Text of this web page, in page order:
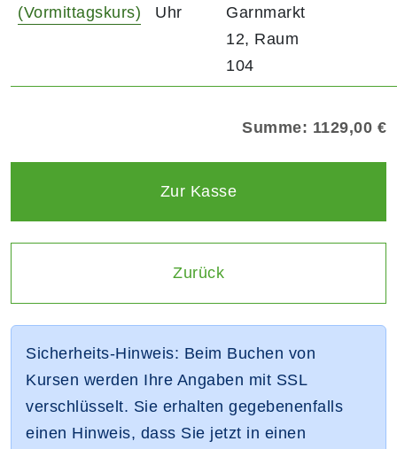
(Vormittagskurs)
Uhr
Garnmarkt
12, Raum
104
Summe: 1129,00 €
Zur Kasse
Einen Schritt
Zurück
Sicherheits-Hinweis: Beim Buchen von
Kursen werden Ihre Angaben mit SSL
verschlüsselt. Sie erhalten gegebenenfalls
einen Hinweis, dass Sie jetzt in einen